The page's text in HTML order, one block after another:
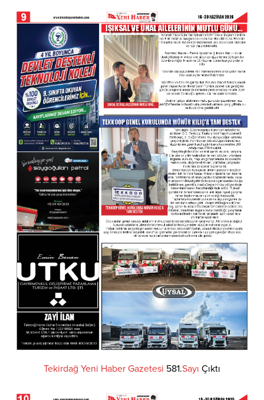
Tekirdağ Yeni Haber Gazetesi 581.Sayı Çıktı